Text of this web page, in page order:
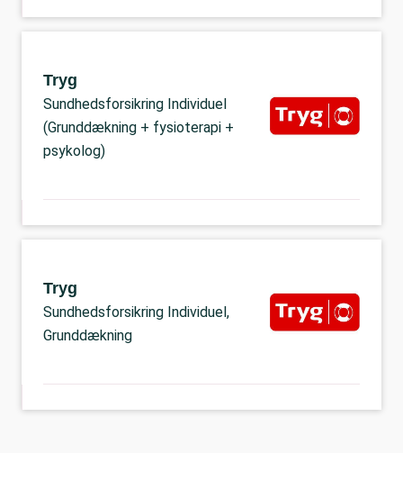
Tryg
Sundhedsforsikring Individuel
(Grunddækning + fysioterapi +
psykolog)
Tryg
Sundhedsforsikring Individuel,
Grunddækning